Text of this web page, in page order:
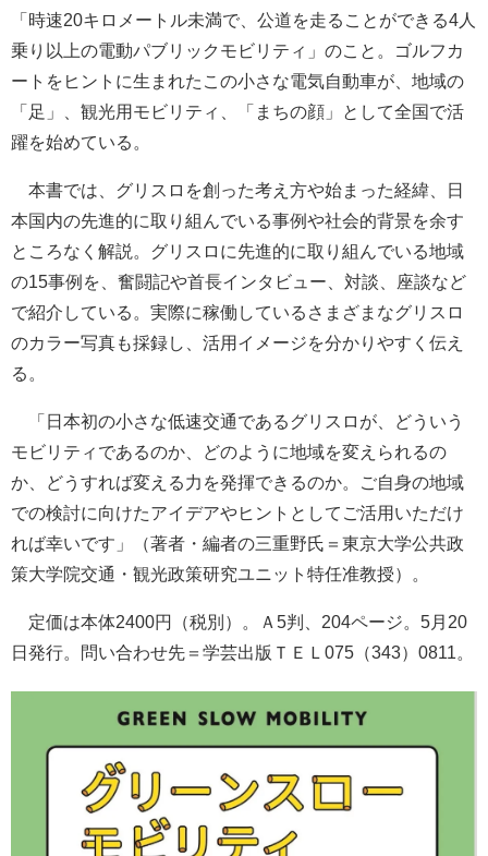
「時速20キロメートル未満で、公道を走ることができる4人
乗り以上の電動パブリックモビリティ」のこと。ゴルフカ
ートをヒントに生まれたこの小さな電気自動車が、地域の
「足」、観光用モビリティ、「まちの顔」として全国で活
躍を始めている。
本書では、グリスロを創った考え方や始まった経緯、日
本国内の先進的に取り組んでいる事例や社会的背景を余す
ところなく解説。グリスロに先進的に取り組んでいる地域
の15事例を、奮闘記や首長インタビュー、対談、座談など
で紹介している。実際に稼働しているさまざまなグリスロ
のカラー写真も採録し、活用イメージを分かりやすく伝え
る。
「日本初の小さな低速交通であるグリスロが、どういう
モビリティであるのか、どのように地域を変えられるの
か、どうすれば変える力を発揮できるのか。ご自身の地域
での検討に向けたアイデアやヒントとしてご活用いただけ
れば幸いです」（著者・編者の三重野氏＝東京大学公共政
策大学院交通・観光政策研究ユニット特任准教授）。
定価は本体2400円（税別）。Ａ5判、204ページ。5月20
日発行。問い合わせ先＝学芸出版ＴＥＬ075（343）0811。